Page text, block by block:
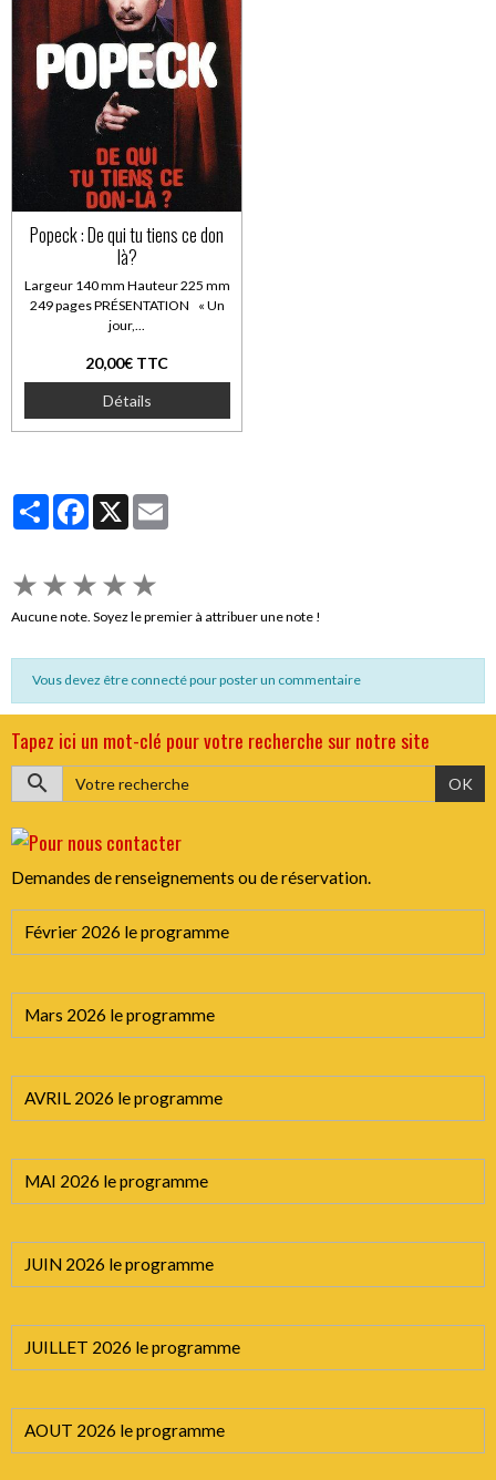
Popeck : De qui tu tiens ce don
là?
Largeur 140 mm Hauteur 225 mm
249 pages PRÉSENTATION « Un
jour,...
20,00€ TTC
Détails
PartagerFacebook
X
★★★★★
Aucune note. Soyez le premier à attribuer une note !
Vous devez être connecté pour poster un commentaire
Tapez ici un mot-clé pour votre recherche sur notre site
OK
Demandes de renseignements ou de réservation.
Février 2026 le programme
Mars 2026 le programme
AVRIL 2026 le programme
MAI 2026 le programme
JUIN 2026 le programme
JUILLET 2026 le programme
AOUT 2026 le programme